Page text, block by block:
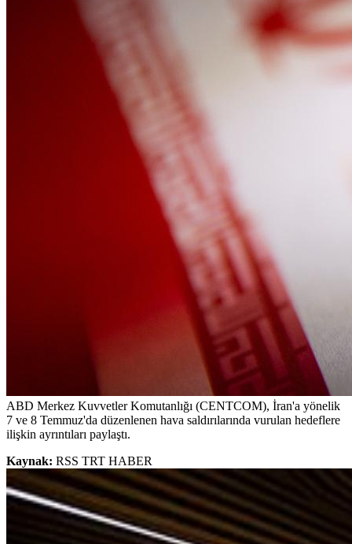
ABD Merkez Kuvvetler Komutanlığı (CENTCOM), İran'a yönelik
7 ve 8 Temmuz'da düzenlenen hava saldırılarında vurulan hedeflere
ilişkin ayrıntıları paylaştı.
Kaynak: RSS TRT HABER